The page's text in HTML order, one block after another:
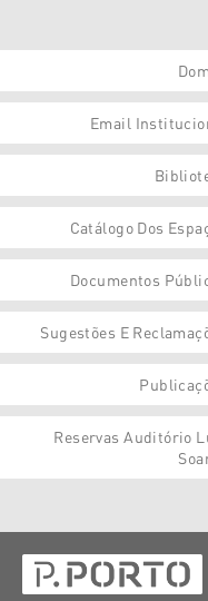
Email
Catálogo Dos
Documentos
Sugestões E
Reservas Auditório